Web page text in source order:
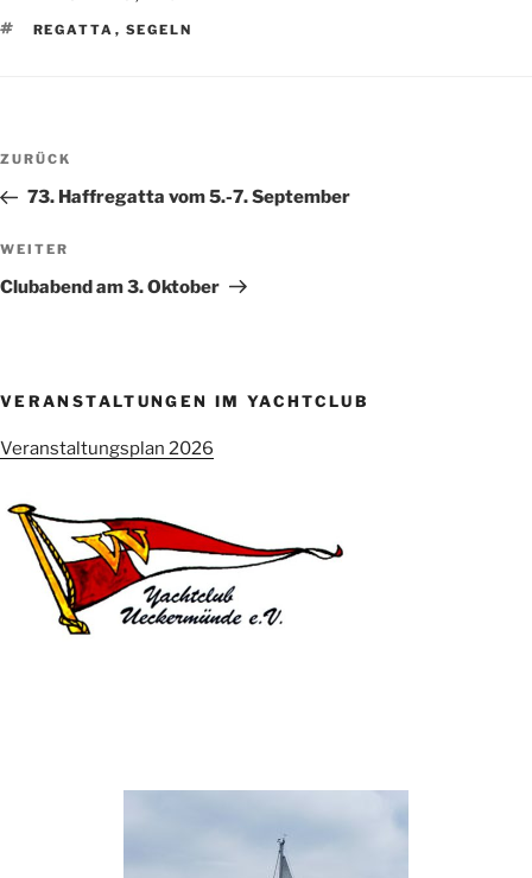
SCHLAGWÖRTER
REGATTA , SEGELN
Beitragsnavigation
Vorheriger
Beitrag
ZURÜCK
73. Haffregatta vom 5.-7. September
Nächster
Beitrag
WEITER
Clubabend am 3. Oktober
VERANSTALTUNGEN IM YACHTCLUB
Veranstaltungsplan 2026